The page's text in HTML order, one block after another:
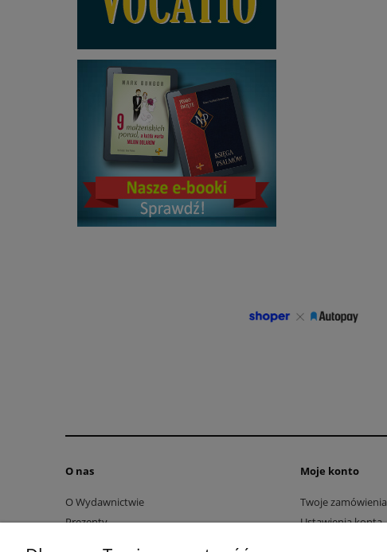
O nas
O Wydawnictwie
Prezenty
Moje konto
Twoje zamówienia
Ustawienia konta